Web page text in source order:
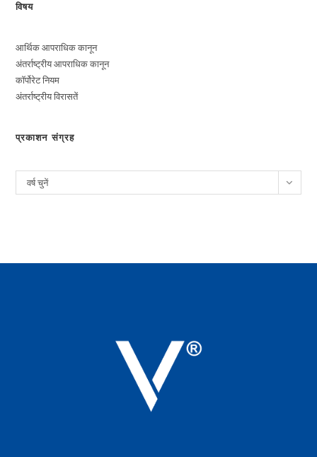
विषय
आर्थिक आपराधिक कानून
अंतर्राष्ट्रीय आपराधिक कानून
कॉर्पोरेट नियम
अंतर्राष्ट्रीय विरासतें
प्रकाशन संग्रह
पुरालेख
वर्ष चुनें